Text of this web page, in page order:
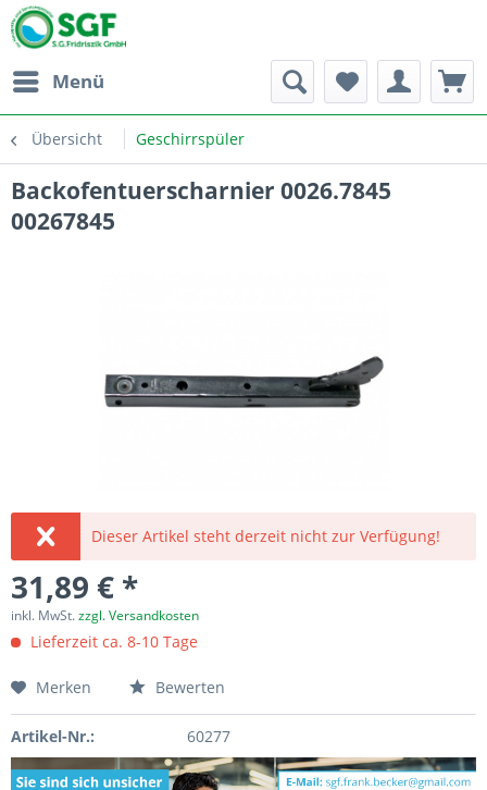
Menü
Übersicht Geschirrspüler
Backofentuerscharnier 0026.7845
00267845
Dieser Artikel steht derzeit nicht zur Verfügung!
31,89 € *
inkl. MwSt.zzgl. Versandkosten
Lieferzeit ca. 8-10 Tage
Merken Bewerten
Artikel-Nr.: 60277